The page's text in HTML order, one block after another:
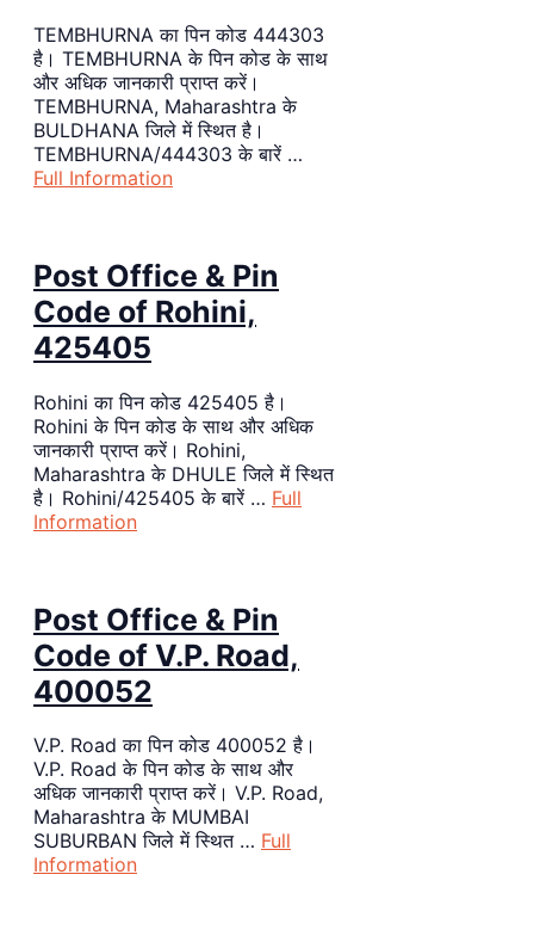
TEMBHURNA का पिन कोड 444303
है। TEMBHURNA के पिन कोड के साथ
और अधिक जानकारी प्राप्त करें।
TEMBHURNA, Maharashtra के
BULDHANA जिले में स्थित है।
TEMBHURNA/444303 के बारें …
Full Information
Post Office & Pin
Code of Rohini,
425405
Rohini का पिन कोड 425405 है।
Rohini के पिन कोड के साथ और अधिक
जानकारी प्राप्त करें। Rohini,
Maharashtra के DHULE जिले में स्थित
है। Rohini/425405 के बारें … Full
Information
Post Office & Pin
Code of V.P. Road,
400052
V.P. Road का पिन कोड 400052 है।
V.P. Road के पिन कोड के साथ और
अधिक जानकारी प्राप्त करें। V.P. Road,
Maharashtra के MUMBAI
SUBURBAN जिले में स्थित … Full
Information